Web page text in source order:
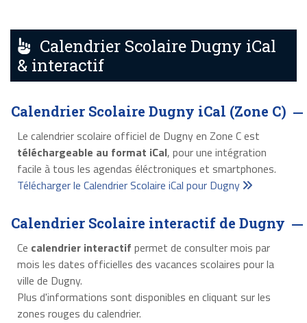
Calendrier Scolaire Dugny iCal
& interactif
Calendrier Scolaire Dugny iCal (Zone C)
Le calendrier scolaire officiel de Dugny en Zone C est
téléchargeable au format iCal, pour une intégration
facile à tous les agendas éléctroniques et smartphones.
Télécharger le Calendrier Scolaire iCal pour Dugny
Calendrier Scolaire interactif de Dugny
Ce calendrier interactif permet de consulter mois par
mois les dates officielles des vacances scolaires pour la
ville de Dugny.
Plus d'informations sont disponibles en cliquant sur les
zones rouges du calendrier.